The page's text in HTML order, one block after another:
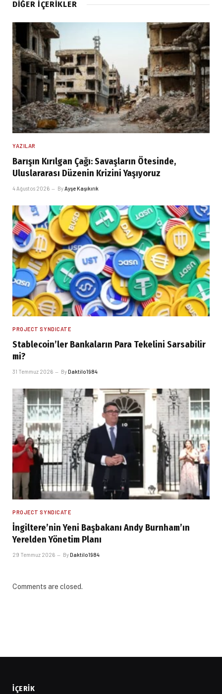
DIĞER İÇERIKLER
YAZILAR
Barışın Kırılgan Çağı: Savaşların Ötesinde,
Uluslararası Düzenin Krizini Yaşıyoruz
4 Ağustos 2026 ByAyşe Kaşıkırık
PROJECT SYNDICATE
Stablecoin’ler Bankaların Para Tekelini Sarsabilir
mi?
31 Temmuz 2026 ByDaktilo1984
PROJECT SYNDICATE
İngiltere’nin Yeni Başbakanı Andy Burnham’ın
Yerelden Yönetim Planı
29 Temmuz 2026 ByDaktilo1984
Comments are closed.
İÇERIK